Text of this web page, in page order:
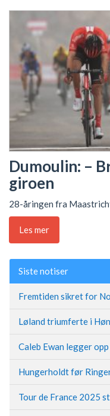
Dumoulin: –
giroen
28-åringen fra
Les mer
Siste notiser
Caleb Ewan legger